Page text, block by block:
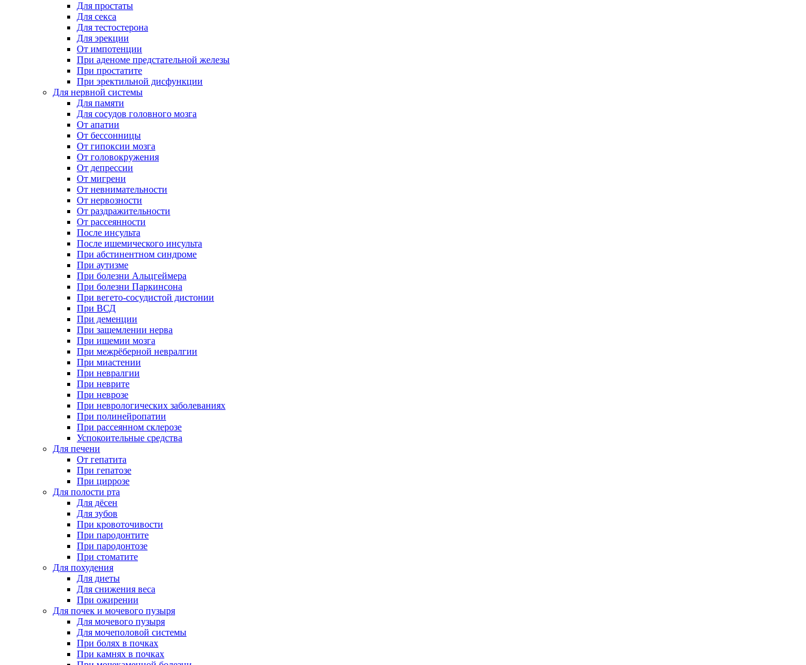
Для простаты
Для секса
Для тестостерона
Для эрекции
От импотенции
При аденоме предстательной железы
При простатите
При эректильной дисфункции
Для нервной системы
Для памяти
Для сосудов головного мозга
От апатии
От бессонницы
От гипоксии мозга
От головокружения
От депрессии
От мигрени
От невнимательности
От нервозности
От раздражительности
От рассеянности
После инсульта
После ишемического инсульта
При абстинентном синдроме
При аутизме
При болезни Альцгеймера
При болезни Паркинсона
При вегето-сосудистой дистонии
При ВСД
При деменции
При защемлении нерва
При ишемии мозга
При межрёберной невралгии
При миастении
При невралгии
При неврите
При неврозе
При неврологических заболеваниях
При полинейропатии
При рассеянном склерозе
Успокоительные средства
Для печени
От гепатита
При гепатозе
При циррозе
Для полости рта
Для дёсен
Для зубов
При кровоточивости
При пародонтите
При пародонтозе
При стоматите
Для похудения
Для диеты
Для снижения веса
При ожирении
Для почек и мочевого пузыря
Для мочевого пузыря
Для мочеполовой системы
При болях в почках
При камнях в почках